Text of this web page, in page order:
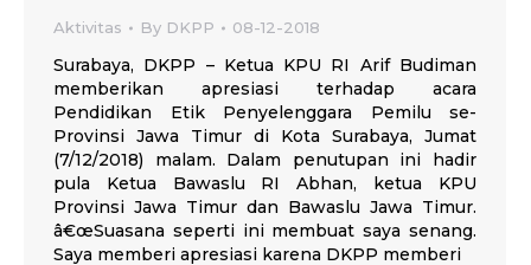
Aktivitas By DKPP 08-12-2018
Surabaya, DKPP – Ketua KPU RI Arif Budiman
memberikan apresiasi terhadap acara
Pendidikan Etik Penyelenggara Pemilu se-
Provinsi Jawa Timur di Kota Surabaya, Jumat
(7/12/2018) malam. Dalam penutupan ini hadir
pula Ketua Bawaslu RI Abhan, ketua KPU
Provinsi Jawa Timur dan Bawaslu Jawa Timur.
â€œSuasana seperti ini membuat saya senang.
Saya memberi apresiasi karena DKPP memberi